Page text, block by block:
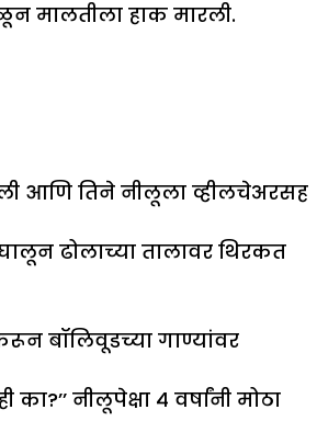
मालतीला हाक मारली.
आणि तिने नीलूला व्हीलचेअरसह
ढोलाच्या तालावर थिरकत
बॉलिवूडच्या गाण्यांवर
नीलूपेक्षा ४ वर्षांनी मोठा